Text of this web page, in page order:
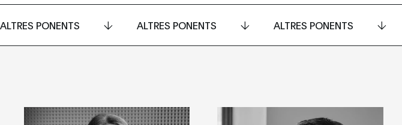
ALTRES PONENTS ALTRES PONENTS ALTRES PONENTS